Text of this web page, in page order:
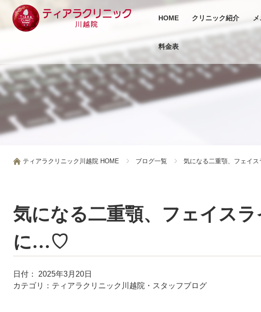
HOME クリニック紹介
料金表
ティアラクリニック川越院 HOME ブログ一覧 気になる二重顎、フェイ
気になる二重顎、フェイス
に…♡
日付：
2025年3月20日
カテゴリ： ティアラクリニック川越院・スタッフブログ